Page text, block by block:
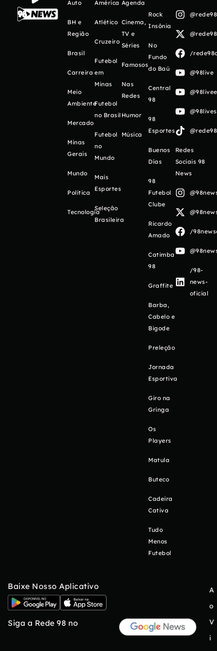
Auto
BH e
Região
Brasil
Carreira
Meio
Ambiente
Mercado
Minas
Gerais
Mundo
Política
Tecnologia
América
Atlético
Cruzeiro
Futebol
em
Minas
Futebol
no Brasil
Futebol
no
Mundo
Mais
Esportes
Seleção
Brasileira
Agenda
Cinema,
TV e
Séries
Famosos
Nas
Redes
Humor
Música
Rock
Insônia
No
Fundo
do Baú
Central
98
98
Esportes
Buenos
Días
98
Futebol
Clube
Ricardo
Amado
Catimba
98
Graffite
Barba,
Cabelo e
Bigode
Preleção
Jornada
Esportiva
Giro na
Gringa
Os
Players
Matula
Buteco
Cadeira
Cativa
Tudo
Menos
Futebol
/
@98live
Redes
Sociais 98
News
/
/98-
news-
oficial
Baixe Nosso Aplicativo
Siga a Rede 98 no
A
o
V
i